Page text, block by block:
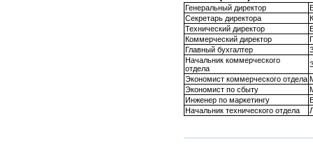
Генеральный директор
Секретарь директора
Технический директор
Коммерческий директор
Главный бухгалтер
Начальник коммерческого
отдела
Экономист коммерческого отдела
Экономист по сбыту
Инженер по маркетингу
Начальник технического отдела